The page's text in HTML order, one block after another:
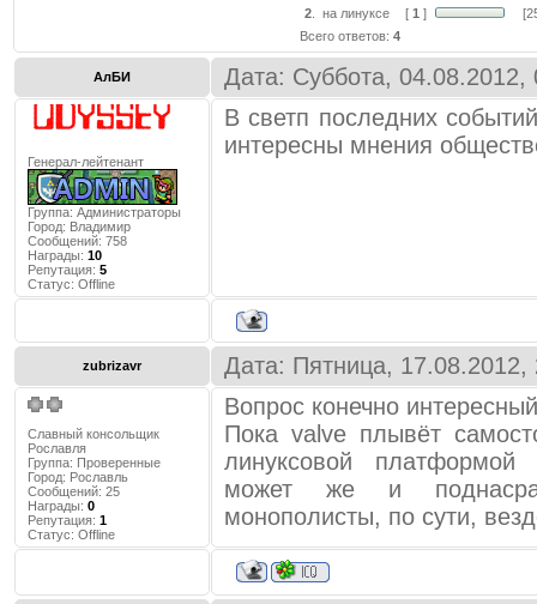
2
на линуксе [1 ]
Всего ответов:4
АлБИ Дата: Суббота,
Генерал-лейтенант
Группа: Администраторы
Город: Владимир
Сообщений: 758
Награды: 10
Репутация: 5
Статус: Offline
В светп последних
интересны мнения
zubrizavr Дата: Пятница,
Славный консольщик
Рославля
Группа: Проверенные
Город: Рославль
Сообщений: 25
Награды: 0
Репутация: 1
Статус: Offline
Вопрос конечно
Пока valve плывёт
линуксовой
может же и
монополисты, по сути,